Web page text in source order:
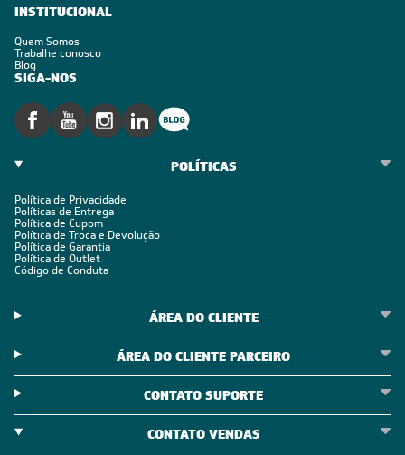
INSTITUCIONAL
Quem Somos
Trabalhe conosco
Blog
SIGA-NOS
POLÍTICAS
Política de Privacidade
Políticas de Entrega
Política de Cupom
Política de Troca e Devolução
Política de Garantia
Política de Outlet
Código de Conduta
ÁREA DO CLIENTE
ÁREA DO CLIENTE PARCEIRO
CONTATO SUPORTE
CONTATO VENDAS